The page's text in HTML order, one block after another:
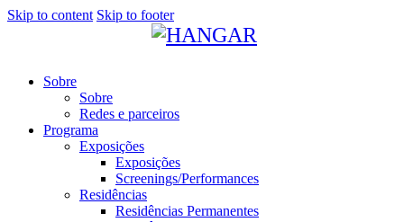
Skip to content Skip to footer
Sobre
Sobre
Redes e parceiros
Programa
Exposições
Exposições
Screenings/Performances
Residências
Residências Permanentes